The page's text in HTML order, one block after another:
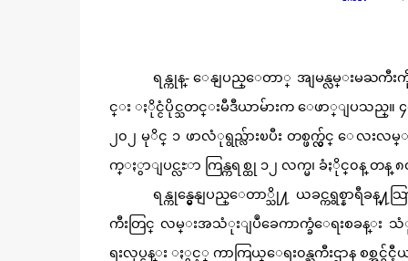
ရန္ကုန္- ေနျပည္ေတာ္ အျမန္လမ္းမႀကီး
င္း ႏိုင္ငံပိုင္သတင္းမီဒီယာမ်ားက ေဖာ္ျပသည္
၂၀၂ မုိင္ ၁ ဖာလံုရွည္လ်ားၿပီး တစ္ဖက္လွ်င္ ေလးလမ္
က္ႏွာျပင္လႊာ ကြန္ကရစ္ထု ၁၂ လက္မ၊ ခံႏိုင္၀န္ တ
ရန္ကုန္မွေနျပည္ေတာ္သို႔ ယခင္ကရွစ္နာရီ
ကီးတြင္ လမ္းအသံုးျပဳခေကာက္ခံေရးစခန္း သံု
ရးလုပ္ငန္း ႏွင့္ ကာကြယ္ေရး၀န္ႀကီးဌာန စစ္အင္ဂ်